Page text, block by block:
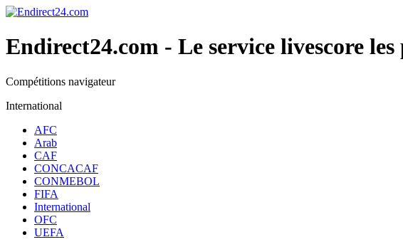
Endirect24.com - Le service livescore
Compétitions navigateur
International
AFC
Arab
CAF
CONCACAF
CONMEBOL
FIFA
International
OFC
UEFA